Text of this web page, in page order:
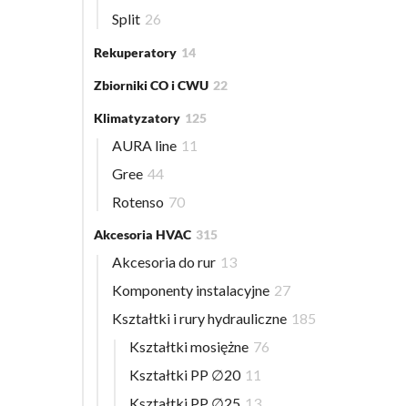
Split 26
Rekuperatory 14
Zbiorniki CO i CWU 22
Klimatyzatory 125
AURA line 11
Gree 44
Rotenso 70
Akcesoria HVAC 315
Akcesoria do rur 13
Komponenty instalacyjne 27
Kształtki i rury hydrauliczne 185
Kształtki mosiężne 76
Kształtki PP ∅20 11